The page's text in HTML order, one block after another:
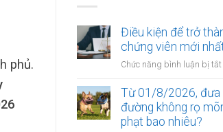
phủ.
Điều kiện để trở
chứng viên mới
Chức năng bình luận bị tắt
Từ 01/8/2026, đưa
đường không rọ
phạt bao nhiêu?